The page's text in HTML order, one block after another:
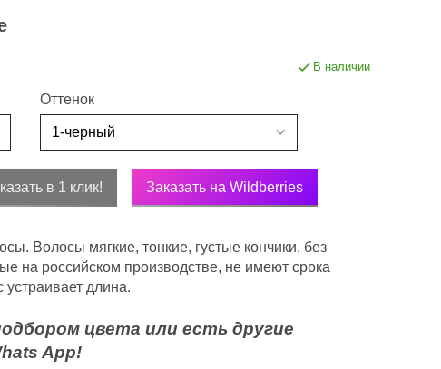
В наличии
Оттенок
в 1 клик! Заказать на Wildberries
Волосы мягкие, тонкие, густые кончики, без
на российском производстве, не имеют срока
устраивает длина.
цвета или есть другие
App!